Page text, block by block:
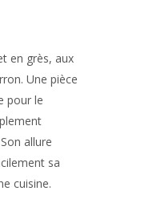
en grès, aux
. Une pièce
pour le
allure
sa
cuisine.